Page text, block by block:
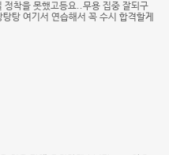
착을 못했고등요..무용 집중 잘되구
탕 여기서 연습해서 꼭 수시 합격할게